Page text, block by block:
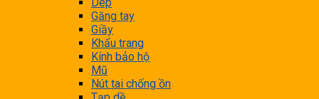
Găng tay
Giầy
Khẩu trang
Kính bảo hộ
Mũ
Nút tai chống ồn